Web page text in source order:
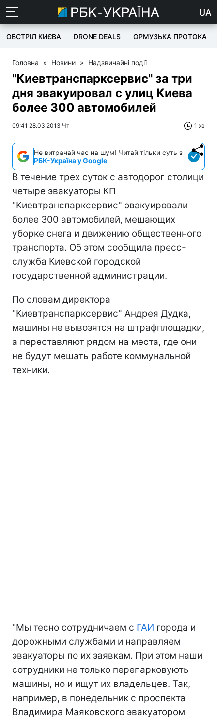
UA
ОБСТРІЛ КИЄВА DRONE DEALS ОРМУЗЬКА ПРОТОКА
Головна » Новини » Надзвичайні події
"Киевтранспарксервис" за три
дня эвакуировал с улиц Киева
более 300 автомобилей
09:41 28.03.2013 Чт 1 хв
Не витрачай час на шум! Читай тільки суть з
РБК-Україна у Google
В течение трех суток с автодорог столици
четыре эвакуаторы КП
"Киевтранспарксервис" эвакуировали
более 300 автомобилей, мешающих
уборке снега и движению общественного
транспорта. Об этом сообщила пресс-
служба Киевской городской
государственной администрации.
По словам директора
"Киевтранспарксервис" Андрея Дудка,
машины не вывозятся на штрафплощадки,
а переставляют рядом на места, где они
не будут мешать работе коммунальной
техники.
"Мы тесно сотрудничаем с ГАИ города и
дорожными службами и направляем
эвакуаторы по их заявкам. При этом наши
сотрудники не только перепарковують
машины, но и ищут их владельцев. Так,
например, в понедельник с проспекта
Владимира Маяковского эвакуатором